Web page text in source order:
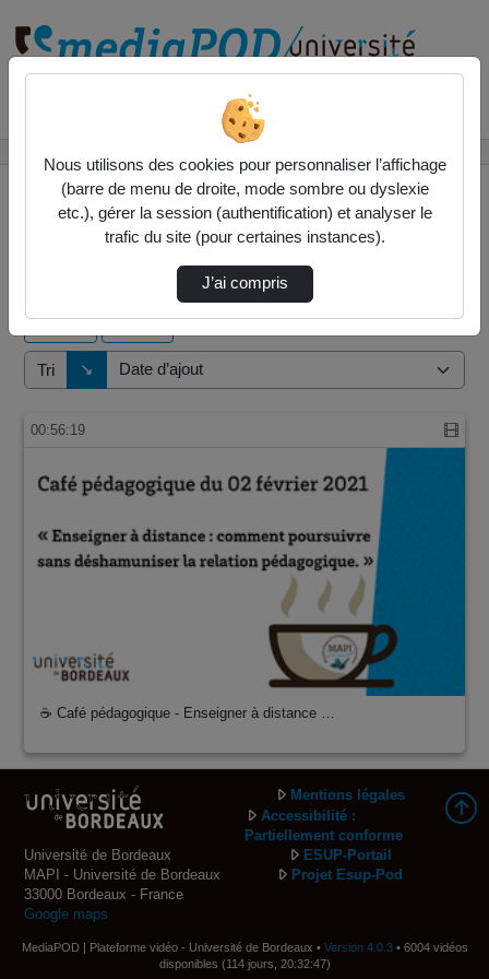
1 vidéo trouvée
Tri ↘
Direction de tri
00:56:19
☕ Café pédagogique - Enseigner à distance …
Université de Bordeaux
MAPI - Université de Bordeaux
33000 Bordeaux - France
Google maps
Mentions légales
Accessibilité :
Partiellement conforme
ESUP-Portail
Projet Esup-Pod
MediaPOD | Plateforme vidéo - Université de Bordeaux • Version 4.0.3• 6004 vidéos
disponibles (114 jours, 20:32:47)
Nous utilisons des cookies pour personnaliser l’affichage
(barre de menu de droite, mode sombre ou dyslexie
etc.), gérer la session (authentification) et analyser le
trafic du site (pour certaines instances).
J’ai compris